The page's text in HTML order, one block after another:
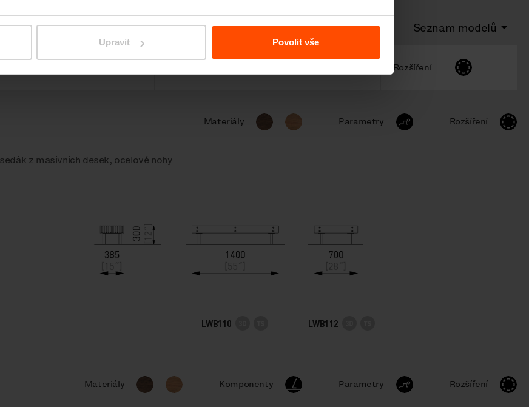
Upravit Povolit vše
Seznam modelů
Rozšíření
Materiály Parametry Rozšíření
sedák z masivních desek, ocelové nohy
LWB110 LWB112
Materiály Komponenty Parametry Rozšíření